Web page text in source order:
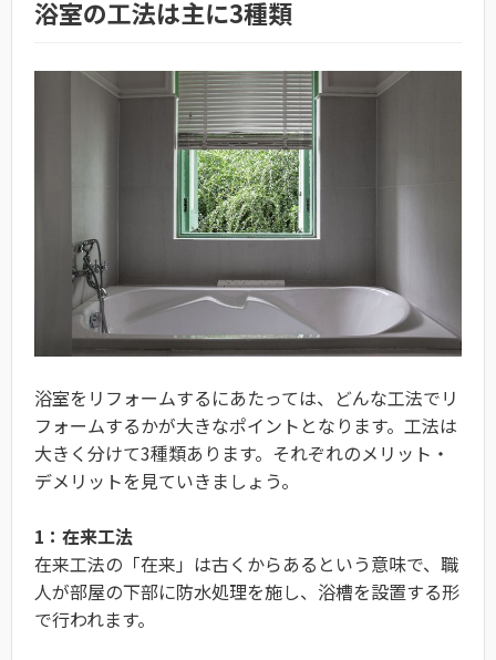
浴室の工法は主に3種類
浴室をリフォームするにあたっては、どんな工法でリ
フォームするかが大きなポイントとなります。工法は
大きく分けて3種類あります。それぞれのメリット・
デメリットを見ていきましょう。
1：在来工法
在来工法の「在来」は古くからあるという意味で、職
人が部屋の下部に防水処理を施し、浴槽を設置する形
で行われます。